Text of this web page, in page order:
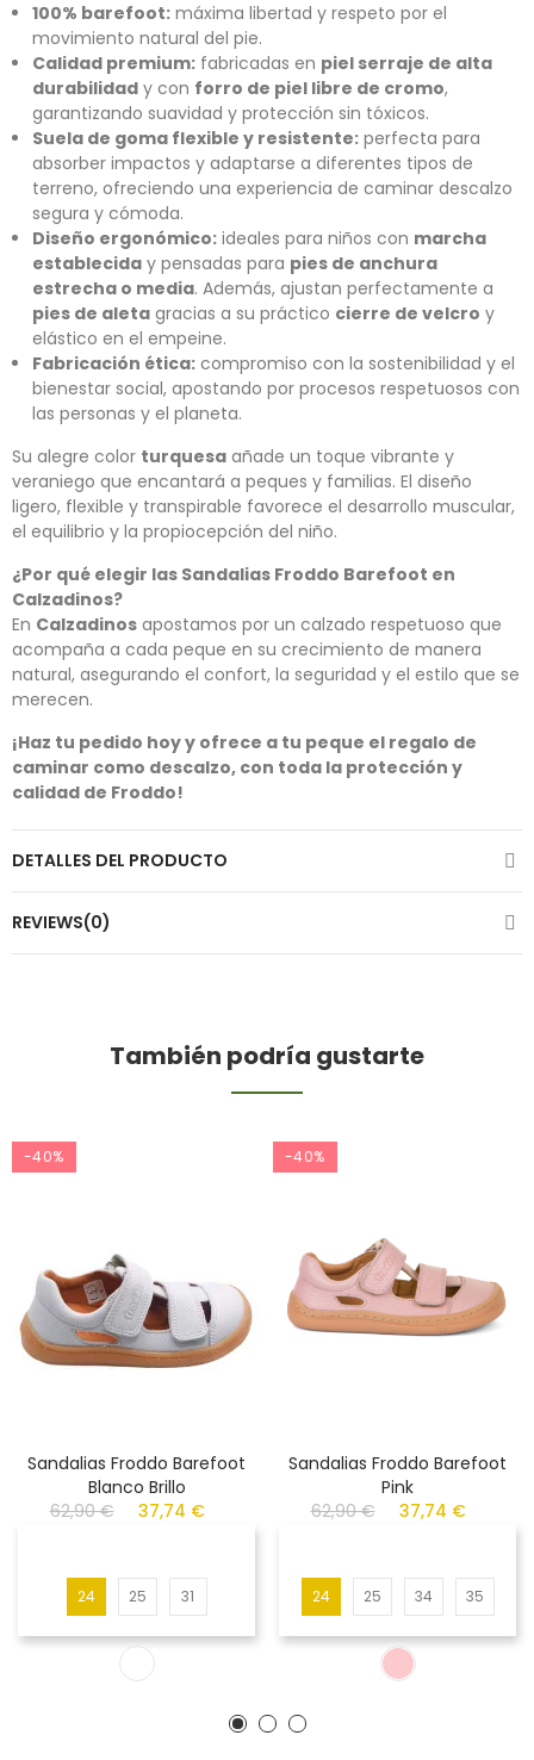
100% barefoot: máxima libertad y respeto por el
movimiento natural del pie.
Calidad premium: fabricadas en piel serraje de alta
durabilidad y con forro de piel libre de cromo,
garantizando suavidad y protección sin tóxicos.
Suela de goma flexible y resistente: perfecta para
absorber impactos y adaptarse a diferentes tipos de
terreno, ofreciendo una experiencia de caminar descalzo
segura y cómoda.
Diseño ergonómico: ideales para niños con marcha
establecida y pensadas para pies de anchura
estrecha o media. Además, ajustan perfectamente a
pies de aleta gracias a su práctico cierre de velcro y
elástico en el empeine.
Fabricación ética: compromiso con la sostenibilidad y el
bienestar social, apostando por procesos respetuosos con
las personas y el planeta.
Su alegre color turquesa añade un toque vibrante y
veraniego que encantará a peques y familias. El diseño
ligero, flexible y transpirable favorece el desarrollo muscular,
el equilibrio y la propiocepción del niño.
¿Por qué elegir las Sandalias Froddo Barefoot en
Calzadinos?
En Calzadinos apostamos por un calzado respetuoso que
acompaña a cada peque en su crecimiento de manera
natural, asegurando el confort, la seguridad y el estilo que se
merecen.
¡Haz tu pedido hoy y ofrece a tu peque el regalo de
caminar como descalzo, con toda la protección y
calidad de Froddo!
DETALLES DEL PRODUCTO
REVIEWS(0)
También podría gustarte
-40%
Sandalias Froddo Barefoot
Blanco Brillo
62,90 €
37,74 €
24 25 31
-40%
Sandalias Froddo Barefoot
Pink
62,90 €
37,74 €
24 25 34 35